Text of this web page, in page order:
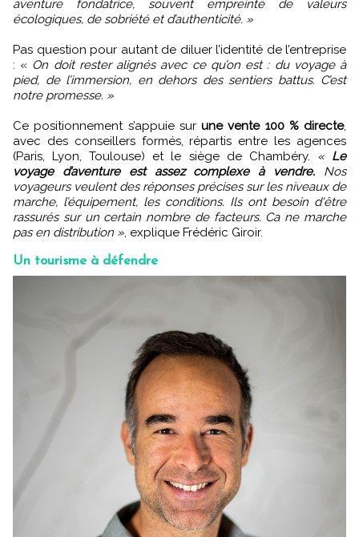
aventure fondatrice, souvent empreinte de valeurs
écologiques, de sobriété et d’authenticité. »
Pas question pour autant de diluer l’identité de l’entreprise
: « On doit rester alignés avec ce qu’on est : du voyage à
pied, de l’immersion, en dehors des sentiers battus. C’est
notre promesse. »
Ce positionnement s’appuie sur une vente 100 % directe,
avec des conseillers formés, répartis entre les agences
(Paris, Lyon, Toulouse) et le siège de Chambéry. « Le
voyage d’aventure est assez complexe à vendre. Nos
voyageurs veulent des réponses précises sur les niveaux de
marche, l’équipement, les conditions. Ils ont besoin d'être
rassurés sur un certain nombre de facteurs. Ca ne marche
pas en distribution », explique Frédéric Giroir.
Un tourisme à défendre